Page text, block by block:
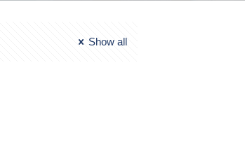
Show all